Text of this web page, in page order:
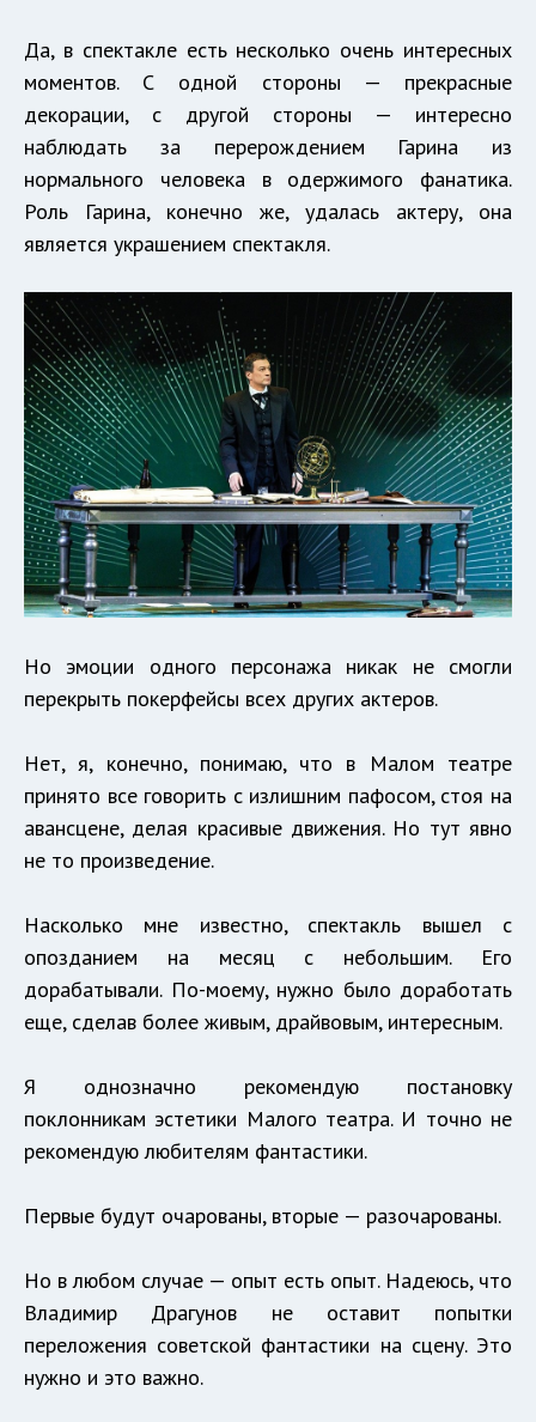
Да, в спектакле есть несколько очень интересных
моментов. С одной стороны — прекрасные
декорации, с другой стороны — интересно
наблюдать за перерождением Гарина из
нормального человека в одержимого фанатика.
Роль Гарина, конечно же, удалась актеру, она
является украшением спектакля.
Но эмоции одного персонажа никак не смогли
перекрыть покерфейсы всех других актеров.
Нет, я, конечно, понимаю, что в Малом театре
принято все говорить с излишним пафосом, стоя на
авансцене, делая красивые движения. Но тут явно
не то произведение.
Насколько мне известно, спектакль вышел с
опозданием на месяц с небольшим. Его
дорабатывали. По-моему, нужно было доработать
еще, сделав более живым, драйвовым, интересным.
Я однозначно рекомендую постановку
поклонникам эстетики Малого театра. И точно не
рекомендую любителям фантастики.
Первые будут очарованы, вторые — разочарованы.
Но в любом случае — опыт есть опыт. Надеюсь, что
Владимир Драгунов не оставит попытки
переложения советской фантастики на сцену. Это
нужно и это важно.